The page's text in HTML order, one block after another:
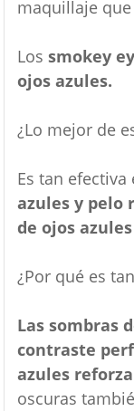
maquillaje
Los smokey
ojos azules.
¿Lo mejor de
Es tan efectiva
azules y pelo
de ojos
¿Por qué es
Las sombras
contraste
azules
oscuras